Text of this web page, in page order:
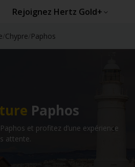
Rejoignez Hertz Gold+
Chypre Paphos
Paphos
et profitez d’une expérience
attente.